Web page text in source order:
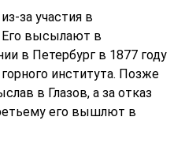
за участия в
Его высылают в
в Петербург в 1877 году
института. Позже
в Глазов, а за отказ
его вышлют в